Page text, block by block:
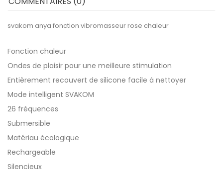
svakom anya fonction vibromasseur rose chaleur
Fonction chaleur
Ondes de plaisir pour une meilleure stimulation
Entièrement recouvert de silicone facile à nettoyer
Mode intelligent SVAKOM
26 fréquences
Submersible
Matériau écologique
Rechargeable
Silencieux